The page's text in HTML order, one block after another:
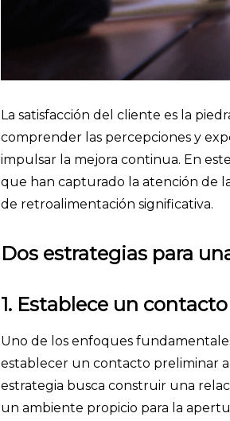
La satisfacción del cliente es la
comprender las percepciones y
impulsar la mejora continua. En
que han capturado la atención de
de retroalimentación significativa.
Dos estrategias para
1. Establece un
Uno de los enfoques
establecer un contacto preliminar
estrategia busca construir una
un ambiente propicio para la